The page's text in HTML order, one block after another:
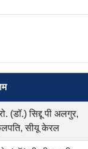
(डॉ.) सिद्दू पी अलगुर,
सीयू केरल